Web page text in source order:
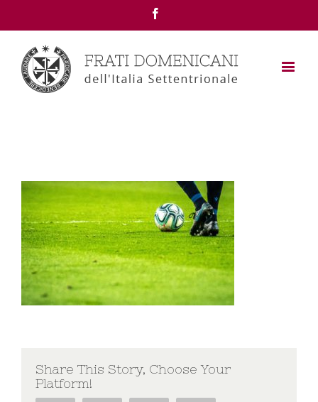
Share This Story, Choose Your
Platform!